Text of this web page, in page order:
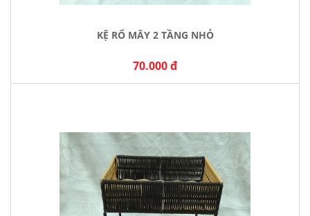
KỆ RỔ MÂY 2 TẦNG NHỎ
70.000 đ